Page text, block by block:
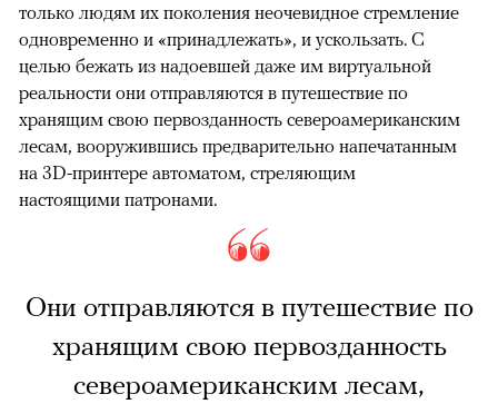
только людям их поколения неочевидное стремление
одновременно и «принадлежать», и ускользать. С
целью бежать из надоевшей даже им виртуальной
реальности они отправляются в путешествие по
хранящим свою первозданность североамериканским
лесам, вооружившись предварительно напечатанным
на 3D-принтере автоматом, стреляющим
настоящими патронами.
Они отправляются в путешествие по
хранящим свою первозданность
североамериканским лесам,